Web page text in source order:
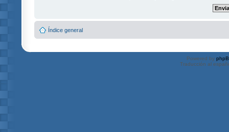
Índice general
Powered by
Traducción al